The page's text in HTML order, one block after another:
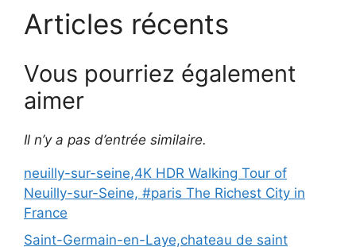
Articles récents
Vous pourriez également
aimer
Il n’y a pas d’entrée similaire.
neuilly-sur-seine,4K HDR Walking Tour of
Neuilly-sur-Seine, #paris The Richest City in
France
Saint-Germain-en-Laye,chateau de saint